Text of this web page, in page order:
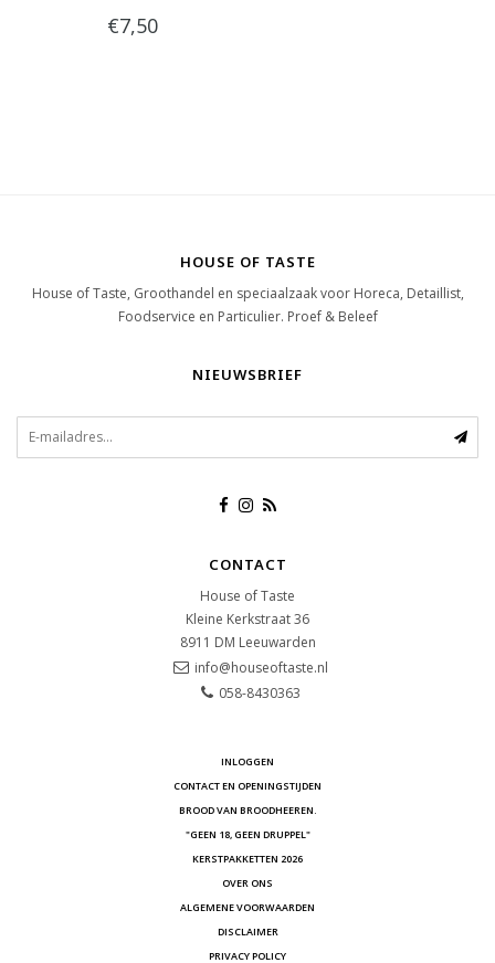
€7,50
HOUSE OF TASTE
House of Taste, Groothandel en speciaalzaak voor Horeca, Detaillist,
Foodservice en Particulier. Proef & Beleef
NIEUWSBRIEF
CONTACT
House of Taste
Kleine Kerkstraat 36
8911 DM Leeuwarden
info@houseoftaste.nl
058-8430363
INLOGGEN
CONTACT EN OPENINGSTIJDEN
BROOD VAN BROODHEEREN.
"GEEN 18, GEEN DRUPPEL"
KERSTPAKKETTEN 2026
OVER ONS
ALGEMENE VOORWAARDEN
DISCLAIMER
PRIVACY POLICY